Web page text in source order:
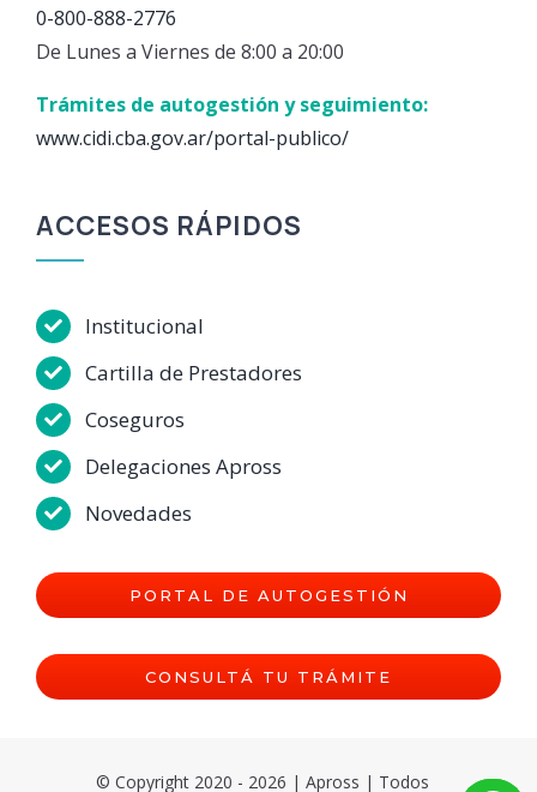
0-800-888-2776
De Lunes a Viernes de 8:00 a 20:00
Trámites de autogestión y seguimiento:
www.cidi.cba.gov.ar/portal-publico/
ACCESOS RÁPIDOS
Institucional
Cartilla de Prestadores
Coseguros
Delegaciones Apross
Novedades
PORTAL DE AUTOGESTIÓN
CONSULTÁ TU TRÁMITE
© Copyright 2020 - 2026 | Apross | Todos